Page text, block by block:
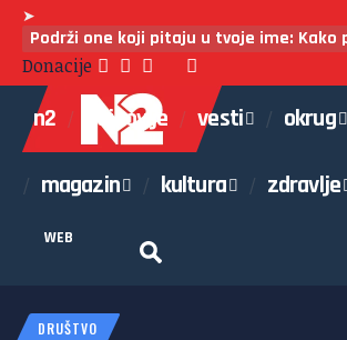
➤
Podrži one koji pitaju u tvoje ime:
Donacije
n2 najnovije vesti okrug
magazin kultura zdravlje
WEB
DRUŠTVO